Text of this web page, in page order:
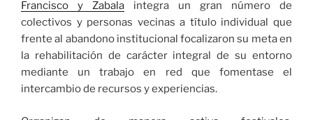
Francisco y Zabala integra un gran número de
colectivos y personas vecinas a título individual que
frente al abandono institucional focalizaron su meta en
la rehabilitación de carácter integral de su entorno
mediante un trabajo en red que fomentase el
intercambio de recursos y experiencias.